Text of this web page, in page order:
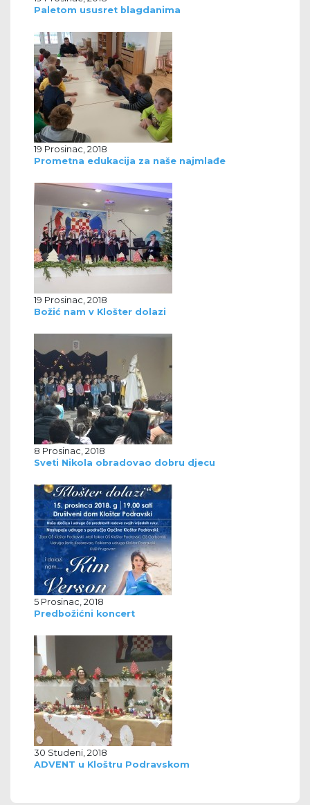
Paletom ususret blagdanima
19 Prosinac, 2018
Prometna edukacija za naše najmlađe
19 Prosinac, 2018
Božić nam v Klošter dolazi
8 Prosinac, 2018
Sveti Nikola obradovao dobru djecu
5 Prosinac, 2018
Predbožićni koncert
30 Studeni, 2018
ADVENT u Kloštru Podravskom